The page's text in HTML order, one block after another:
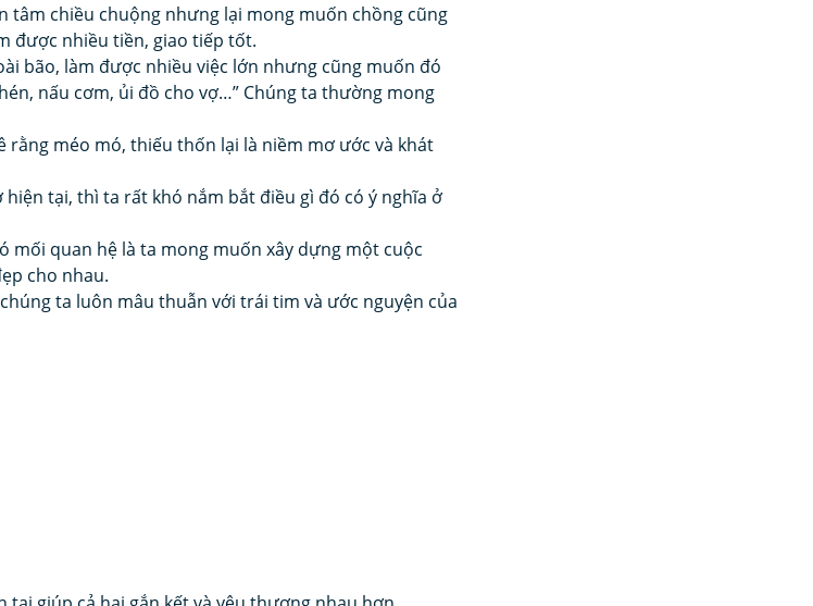
tâm chiều chuộng nhưng lại mong muốn chồng cũng
được nhiều tiền, giao tiếp tốt.
bão, làm được nhiều việc lớn nhưng cũng muốn đó
nấu cơm, ủi đồ cho vợ…” Chúng ta thường mong
rằng méo mó, thiếu thốn lại là niềm mơ ước và khát
tại, thì ta rất khó nắm bắt điều gì đó có ý nghĩa ở
mối quan hệ là ta mong muốn xây dựng một cuộc
cho nhau.
ta luôn mâu thuẫn với trái tim và ước nguyện của